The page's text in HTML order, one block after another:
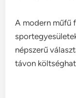
A modern műfű
népszerű
távon